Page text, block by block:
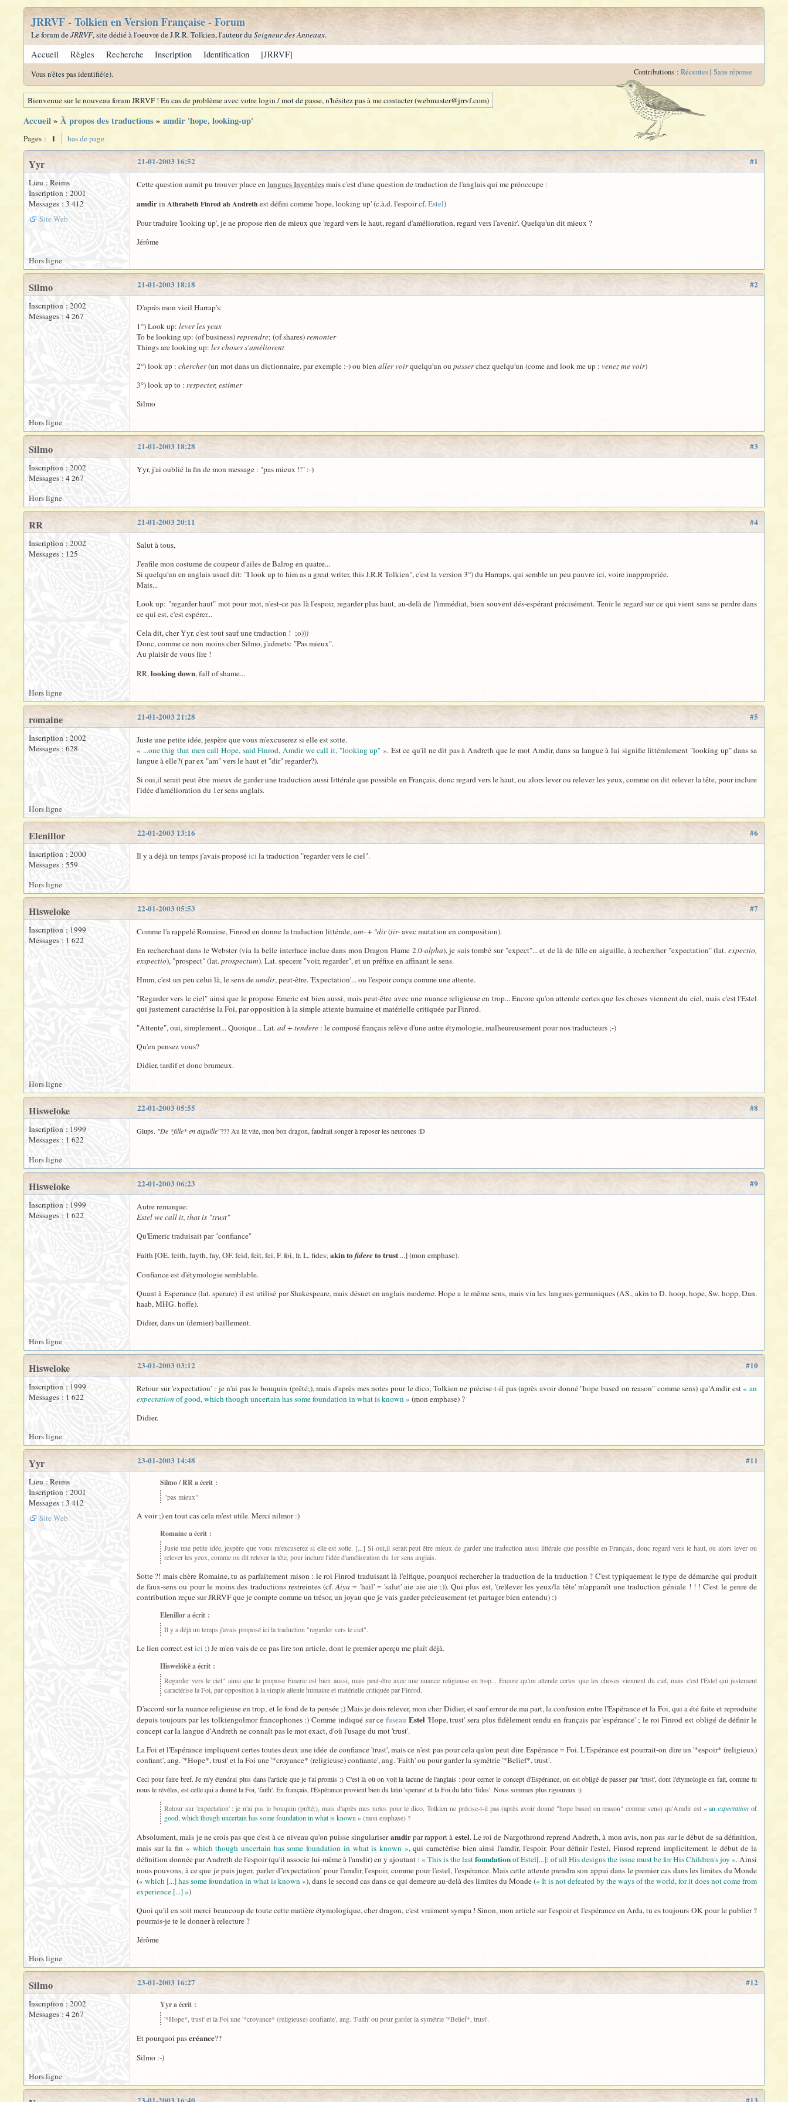
JRRVF - Tolkien en Version Française - Forum
Le forum deJRRVF, site dédié à l'oeuvre de J.R.R. Tolkien, l'auteur du Seigneur des Anneaux.
Accueil Règles Recherche Inscription Identification [JRRVF]
Vous n'êtes pas identifié(e). Contributions : Récentes| Sans réponse
Bienvenue sur le nouveau forum JRRVF ! En cas de problème avec votre login / mot de passe, n'hésitez pas à me contacter (webmaster@jrrvf.com)
Accueil» À propos des traductions» amdir 'hope, looking-up'
Pages : 1 bas de page
#1
21-01-2003 16:52
Yyr
Lieu : Reims
Inscription : 2001
Messages : 3 412
Site Web
Cette question aurait pu trouver place enlangues Inventéesmais c'est d'une question de traduction de l'anglais qui me préoccupe :
amdirinAthrabeth Finrod ah Andrethest défini comme 'hope, looking up' (c.à.d. l'espoir cf.Estel)
Pour traduire 'looking up', je ne propose rien de mieux que 'regard vers le haut, regard d'amélioration, regard vers l'avenir'. Quelqu'un dit mieux ?
Jérôme
Hors ligne
#2
21-01-2003 18:18
Silmo
Inscription : 2002
Messages : 4 267
D'après mon vieil Harrap's:
1°) Look up: lever les yeux
To be looking up: (of business)reprendre; (of shares)remonter
Things are looking up: les choses s'améliorent
2°) look up : chercher(un mot dans un dictionnaire, par exemple :-) ou bienaller voirquelqu'un ou passerchez quelqu'un (come and look me up : venez me voir)
3°) look up to : respecter, estimer
Silmo
Hors ligne
#3
21-01-2003 18:28
Silmo
Inscription : 2002
Messages : 4 267
Yyr, j'ai oublié la fin de mon message : "pas mieux !!" :-)
Hors ligne
#4
21-01-2003 20:11
RR
Inscription : 2002
Messages : 125
Salut à tous,
J'enfile mon costume de coupeur d'ailes de Balrog en quatre...
Si quelqu'un en anglais usuel dit: "I look up to him as a great writer, this J.R.R Tolkien", c'est la version 3°) du Harraps, qui semble un peu pauvre ici, voire inappropriée.
Mais...
Look up: "regarder haut" mot pour mot, n'est-ce pas là l'espoir, regarder plus haut, au-delà de l'immédiat, bien souvent dés-espérant précisément. Tenir le regard sur ce qui vient sans se perdre dans
ce qui est, c'est espérer...
Cela dit, cher Yyr, c'est tout sauf une traduction ! ;o)))
Donc, comme ce non moins cher Silmo, j'admets: "Pas mieux".
Au plaisir de vous lire !
RR,looking down, full of shame...
Hors ligne
#5
21-01-2003 21:28
romaine
Inscription : 2002
Messages : 628
Juste une petite idée, jespère que vous m'excuserez si elle est sotte.
« ...one thig that men call Hope, said Finrod, Amdir we call it, "looking up" ». Est ce qu'il ne dit pas à Andreth que le mot Amdir, dans sa langue à lui signifie littéralement "looking up" dans sa
langue à elle?( par ex "am" vers le haut et "dir" regarder?).
Si oui,il serait peut être mieux de garder une traduction aussi littérale que possible en Français, donc regard vers le haut, ou alors lever ou relever les yeux, comme on dit relever la tête, pour inclure
l'idée d'amélioration du 1er sens anglais.
Hors ligne
#6
22-01-2003 13:16
Elenillor
Inscription : 2000
Messages : 559
Il y a déjà un temps j'avais proposéici la traduction "regarder vers le ciel".
Hors ligne
#7
22-01-2003 05:53
Hisweloke
Inscription : 1999
Messages : 1 622
Comme l'a rappelé Romaine, Finrod en donne la traduction littérale,am-+ °dir(tir-avec mutation en composition).
En recherchant dans le Webster (via la belle interface inclue dans mon Dragon Flame 2.0-alpha), je suis tombé sur "expect"... et de là de fille en aiguille, à rechercher "expectation" (lat.expectio,
exspectio), "prospect" (lat.prospectum). Lat. specere "voir, regarder", et un préfixe en affinant le sens.
Hmm, c'est un peu celui là, le sens deamdir, peut-être. 'Expectation'... ou l'espoir conçu comme une attente.
"Regarder vers le ciel" ainsi que le propose Emeric est bien aussi, mais peut-être avec une nuance religieuse en trop... Encore qu'on attende certes que les choses viennent du ciel, mais c'est l'Estel
qui justement caractérise la Foi, par opposition à la simple attente humaine et matérielle critiquée par Finrod.
"Attente", oui, simplement... Quoique... Lat.ad + tendere : le composé français relève d'une autre étymologie, malheureusement pour nos traducteurs ;-)
Qu'en pensez vous?
Didier, tardif et donc brumeux.
Hors ligne
#8
22-01-2003 05:55
Hisweloke
Inscription : 1999
Messages : 1 622
Glups. "De *fille* en aiguille"??? Au lit vite, mon bon dragon, faudrait songer à reposer les neurones :D
Hors ligne
#9
22-01-2003 06:23
Hisweloke
Inscription : 1999
Messages : 1 622
Autre remarque:
Estel we call it, that is "trust"
Qu'Emeric traduisait par "confiance"
Faith [OE. feith, fayth, fay, OF. feid, feit, fei, F. foi, fr. L. fides; akin tofidereto trust...] (mon emphase).
Confiance est d'étymologie semblable.
Quant à Esperance (lat. sperare) il est utilisé par Shakespeare, mais désuet en anglais moderne. Hope a le même sens, mais via les langues germaniques (AS., akin to D. hoop, hope, Sw. hopp, Dan.
haab, MHG. hoffe).
Didier, dans un (dernier) baillement.
Hors ligne
#10
23-01-2003 03:12
Hisweloke
Inscription : 1999
Messages : 1 622
Retour sur 'expectation' : je n'ai pas le bouquin (prêté;), mais d'après mes notes pour le dico, Tolkien ne précise-t-il pas (après avoir donné "hope based on reason" comme sens) qu'Amdir est « an
expectation of good, which though uncertain has some foundation in what is known » (mon emphase) ?
Didier.
Hors ligne
#11
23-01-2003 14:48
Yyr
Lieu : Reims
Inscription : 2001
Messages : 3 412
Site Web
Silmo / RR a écrit :
"pas mieux"
A voir ;) en tout cas cela m'est utile. Merci nilmor :)
Romaine a écrit :
Juste une petite idée, jespère que vous m'excuserez si elle est sotte. [...] Si oui,il serait peut être mieux de garder une traduction aussi littérale que possible en Français, donc regard vers le haut, ou alors lever ou
relever les yeux, comme on dit relever la tête, pour inclure l'idée d'amélioration du 1er sens anglais.
Sotte ?! mais chère Romaine, tu as parfaitement raison : le roi Finrod traduisant là l'elfique, pourquoi rechercher la traduction de la traduction ? C'est typiquement le type de démarche qui produit
de faux-sens ou pour le moins des traductions restreintes (cf.Aiya = 'hail' = 'salut' aie aie aie :)). Qui plus est, '(re)lever les yeux/la tête' m'apparaît une traduction géniale ! ! ! C'est le genre de
contribution reçue sur JRRVF que je compte comme un trésor, un joyau que je vais garder précieusement (et partager bien entendu) :)
Elenillor a écrit :
Il y a déjà un temps j'avais proposé ici la traduction "regarder vers le ciel".
Le lien correct estici ;) Je m'en vais de ce pas lire ton article, dont le premier aperçu me plaît déjà.
Hiswelókë a écrit :
Regarder vers le ciel" ainsi que le propose Emeric est bien aussi, mais peut-être avec une nuance religieuse en trop... Encore qu'on attende certes que les choses viennent du ciel, mais c'est l'Estel qui justement
caractérise la Foi, par opposition à la simple attente humaine et matérielle critiquée par Finrod.
D'accord sur la nuance religieuse en trop, et le fond de ta pensée ;) Mais je dois relever, mon cher Didier, et sauf erreur de ma part, la confusion entre l'Espérance et la Foi, qui a été faite et reproduite
depuis toujours par les tolkiengolmor francophones :) Comme indiqué sur cefuseau Estel'Hope, trust' sera plus fidèlement rendu en français par 'espérance' ; le roi Finrod est obligé de définir le
concept car la langue d'Andreth ne connaît pas le mot exact, d'où l'usage du mot 'trust'.
La Foi et l'Espérance impliquent certes toutes deux une idée de confiance 'trust', mais ce n'est pas pour cela qu'on peut dire Espérance = Foi. L'Espérance est pourrait-on dire un '*espoir* (religieux)
confiant', ang. '*Hope*, trust' et la Foi une '*croyance* (religieuse) confiante', ang. 'Faith' ou pour garder la symétrie '*Belief*, trust'.
Ceci pour faire bref. Je m'y étendrai plus dans l'article que je t'ai promis :) C'est là où on voit la lacune de l'anglais : pour cerner le concept d'Espérance, on est obligé de passer par 'trust', dont l'étymologie en fait, comme tu
nous le révèles, est celle qui a donné la Foi, 'faith'. En français, l'Espérance provient bien du latin 'sperare' et la Foi du latin 'fides'. Nous sommes plus rigoureux :)
Retour sur 'expectation' : je n'ai pas le bouquin (prêté;), mais d'après mes notes pour le dico, Tolkien ne précise-t-il pas (après avoir donné "hope based on reason" comme sens) qu'Amdir est « anexpectation of
good, which though uncertain has some foundation in what is known »(mon emphase) ?
Absolument, mais je ne crois pas que c'est à ce niveau qu'on puisse singulariseramdirpar rapport à estel. Le roi de Nargothrond reprend Andreth, à mon avis, non pas sur le début de sa définition,
mais sur la fin « which though uncertain has some foundation in what is known », qui caractérise bien ainsi l'amdir, l'espoir. Pour définir l'estel, Finrod reprend implicitement le début de la
définition donnée par Andreth de l'espoir (qu'il associe lui-même à l'amdir) en y ajoutant : « This is the lastfoundationof Estel[...]: of all His designs the issue must be for His Children's joy ». Ainsi
nous pouvons, à ce que je puis juger, parler d''expectation' pour l'amdir, l'espoir, comme pour l'estel, l'espérance. Mais cette attente prendra son appui dans le premier cas dans les limites du Monde
(« which [...] has some foundation in what is known »), dans le second cas dans ce qui demeure au-delà des limites du Monde (« It is not defeated by the ways of the world, for it does not come from
experience [...] »)
Quoi qu'il en soit merci beaucoup de toute cette matière étymologique, cher dragon, c'est vraiment sympa ! Sinon, mon article sur l'espoir et l'espérance en Arda, tu es toujours OK pour le publier ?
pourrais-je te le donner à relecture ?
Jérôme
Hors ligne
#12
23-01-2003 16:27
Silmo
Inscription : 2002
Messages : 4 267
Yyr a écrit :
'*Hope*, trust' et la Foi une '*croyance* (religieuse) confiante', ang. 'Faith' ou pour garder la symétrie '*Belief*, trust'.
Et pourquoi pascréance??
Silmo :-)
Hors ligne